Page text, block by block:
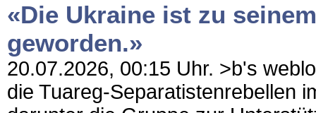
«Die Ukraine ist zu
geworden.»
20.07.2026, 00:15 Uhr. >b's
die Tuareg-Separatistenrebellen